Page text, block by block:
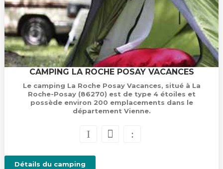
CAMPING LA ROCHE POSAY VACANCES
Le camping La Roche Posay Vacances, situé à La
Roche-Posay (86270) est de type 4 étoiles et
possède environ 200 emplacements dans le
département Vienne.
Détails du camping